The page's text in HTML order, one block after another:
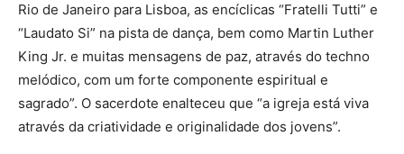
Rio de Janeiro para Lisboa, as encíclicas “Fratelli Tutti” e
“Laudato Si” na pista de dança, bem como Martin Luther
King Jr. e muitas mensagens de paz, através do techno
melódico, com um forte componente espiritual e
sagrado”. O sacerdote enalteceu que “a igreja está viva
através da criatividade e originalidade dos jovens”.